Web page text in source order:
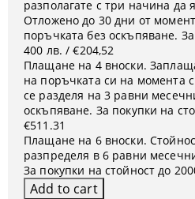
разполагате с три начина да
Отложено до 30 дни от
поръчката без оскъпяване.
400 лв. / €204,52
Плащане на 4 вноски.
на поръчката си на момента
се разделя на 3 равни
оскъпяване. За покупки на
€511.31
Плащане на 6 вноски.
разпределя в 6 равни
За покупки на стойност до